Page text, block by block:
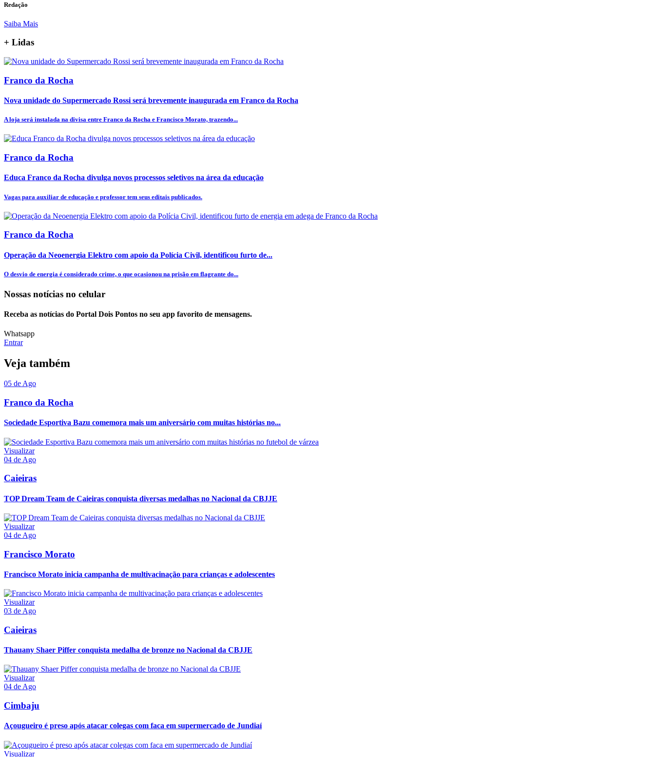
Redação
Saiba Mais
+ Lidas
Franco da Rocha
Nova unidade do Supermercado Rossi será brevemente inaugurada em Franco da Rocha
A loja será instalada na divisa entre Franco da Rocha e Francisco Morato, trazendo...
Franco da Rocha
Educa Franco da Rocha divulga novos processos seletivos na área da educação
Vagas para auxiliar de educação e professor tem seus editais publicados.
Franco da Rocha
Operação da Neoenergia Elektro com apoio da Polícia Civil, identificou furto de...
O desvio de energia é considerado crime, o que ocasionou na prisão em flagrante do...
Nossas notícias no celular
Receba as notícias do Portal Dois Pontos no seu app favorito de mensagens.
Whatsapp
Entrar
Veja também
05 de Ago
Franco da Rocha
Sociedade Esportiva Bazu comemora mais um aniversário com muitas histórias no...
Visualizar
04 de Ago
Caieiras
TOP Dream Team de Caieiras conquista diversas medalhas no Nacional da CBJJE
Visualizar
04 de Ago
Francisco Morato
Francisco Morato inicia campanha de multivacinação para crianças e adolescentes
Visualizar
03 de Ago
Caieiras
Thauany Shaer Piffer conquista medalha de bronze no Nacional da CBJJE
Visualizar
04 de Ago
Cimbaju
Açougueiro é preso após atacar colegas com faca em supermercado de Jundiaí
Visualizar